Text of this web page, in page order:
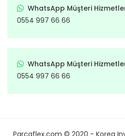
WhatsApp Müşteri
0554 997 66 66
WhatsApp Müşteri
0554 997 66 66
Parcaflex.com © 2020 - Korea